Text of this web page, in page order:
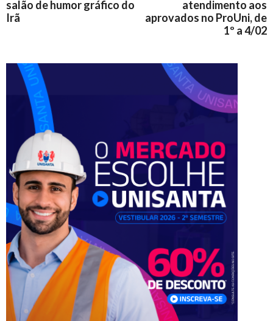
salão de humor gráfico do
Irã
atendimento aos
aprovados no ProUni, de
1º a 4/02